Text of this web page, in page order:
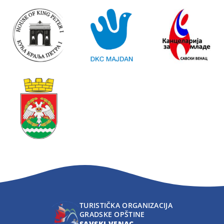
TURISTIČKA ORGANIZACIJA
GRADSKE OPŠTINE